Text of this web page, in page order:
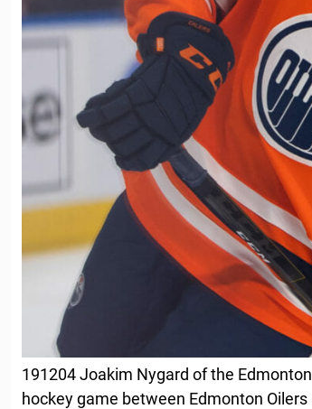
191204 Joakim Nygard of the
hockey game between Edmonton